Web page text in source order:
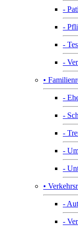
-
-
-
-
•
-
-
-
-
-
•
-
-